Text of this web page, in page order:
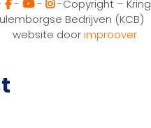
- -
-Copyright – Kring
Bedrijven (KCB)
website doorimproover